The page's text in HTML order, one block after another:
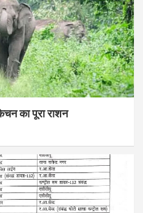
का पूरा राशन